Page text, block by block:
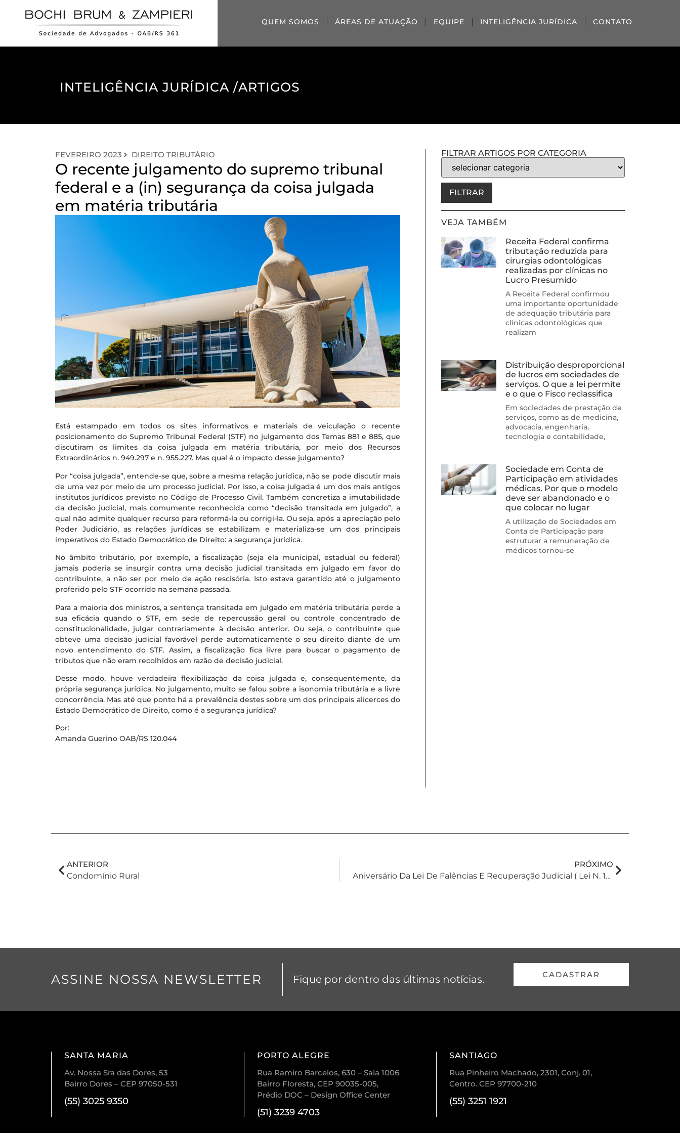
QUEM SOMOS ÁREAS DE ATUAÇÃO EQUIPE INTELIGÊNCIA JURÍDICA CONTATO
INTELIGÊNCIA JURÍDICA /ARTIGOS
FEVEREIRO 2023 DIREITO TRIBUTÁRIO
O recente julgamento do supremo tribunal
federal e a (in) segurança da coisa julgada
em matéria tributária
Está estampado em todos os sites informativos e materiais de veiculação o recente
posicionamento do Supremo Tribunal Federal (STF) no julgamento dos Temas 881 e 885, que
discutiram os limites da coisa julgada em matéria tributária, por meio dos Recursos
Extraordinários n. 949.297 e n. 955.227. Mas qual é o impacto desse julgamento?
Por “coisa julgada”, entende-se que, sobre a mesma relação jurídica, não se pode discutir mais
de uma vez por meio de um processo judicial. Por isso, a coisa julgada é um dos mais antigos
institutos jurídicos previsto no Código de Processo Civil. Também concretiza a imutabilidade
da decisão judicial, mais comumente reconhecida como “decisão transitada em julgado”, a
qual não admite qualquer recurso para reformá-la ou corrigi-la. Ou seja, após a apreciação pelo
Poder Judiciário, as relações jurídicas se estabilizam e materializa-se um dos principais
imperativos do Estado Democrático de Direito: a segurança jurídica.
No âmbito tributário, por exemplo, a fiscalização (seja ela municipal, estadual ou federal)
jamais poderia se insurgir contra uma decisão judicial transitada em julgado em favor do
contribuinte, a não ser por meio de ação rescisória. Isto estava garantido até o julgamento
proferido pelo STF ocorrido na semana passada.
Para a maioria dos ministros, a sentença transitada em julgado em matéria tributária perde a
sua eficácia quando o STF, em sede de repercussão geral ou controle concentrado de
constitucionalidade, julgar contrariamente à decisão anterior. Ou seja, o contribuinte que
obteve uma decisão judicial favorável perde automaticamente o seu direito diante de um
novo entendimento do STF. Assim, a fiscalização fica livre para buscar o pagamento de
tributos que não eram recolhidos em razão de decisão judicial.
Desse modo, houve verdadeira flexibilização da coisa julgada e, consequentemente, da
própria segurança jurídica. No julgamento, muito se falou sobre a isonomia tributária e a livre
concorrência. Mas até que ponto há a prevalência destes sobre um dos principais alicerces do
Estado Democrático de Direito, como é a segurança jurídica?
Por:
Amanda Guerino OAB/RS 120.044
FILTRAR ARTIGOS POR CATEGORIA
FILTRAR
VEJA TAMBÉM
Receita Federal confirma
tributação reduzida para
cirurgias odontológicas
realizadas por clínicas no
Lucro Presumido
A Receita Federal confirmou
uma importante oportunidade
de adequação tributária para
clínicas odontológicas que
realizam
Distribuição desproporcional
de lucros em sociedades de
serviços. O que a lei permite
e o que o Fisco reclassifica
Em sociedades de prestação de
serviços, como as de medicina,
advocacia, engenharia,
tecnologia e contabilidade,
Sociedade em Conta de
Participação em atividades
médicas. Por que o modelo
deve ser abandonado e o
que colocar no lugar
A utilização de Sociedades em
Conta de Participação para
estruturar a remuneração de
médicos tornou-se
ANTERIOR
Condomínio Rural
PRÓXIMO
Aniversário Da Lei De Falências E Recuperação Judicial ( Lei N. 101/05)
ASSINE NOSSA NEWSLETTER Fique por dentro das últimas notícias. CADASTRAR
SANTA MARIA
Av. Nossa Sra das Dores, 53
Bairro Dores – CEP 97050-531
(55) 3025 9350
PORTO ALEGRE
Rua Ramiro Barcelos, 630 – Sala 1006
Bairro Floresta, CEP 90035-005,
Prédio DOC – Design Office Center
(51) 3239 4703
SANTIAGO
Rua Pinheiro Machado, 2301, Conj. 01,
Centro. CEP 97700-210
(55) 3251 1921